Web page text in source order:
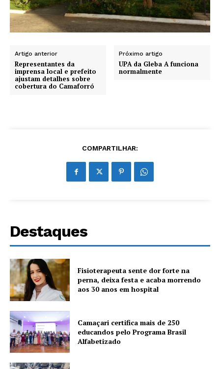
Artigo anterior
Representantes da
imprensa local e prefeito
ajustam detalhes sobre
cobertura do Camaforró
Próximo artigo
UPA da Gleba A funciona
normalmente
COMPARTILHAR:
Destaques
Fisioterapeuta sente dor forte na
perna, deixa festa e acaba morrendo
aos 30 anos em hospital
Camaçari certifica mais de 250
educandos pelo Programa Brasil
Alfabetizado